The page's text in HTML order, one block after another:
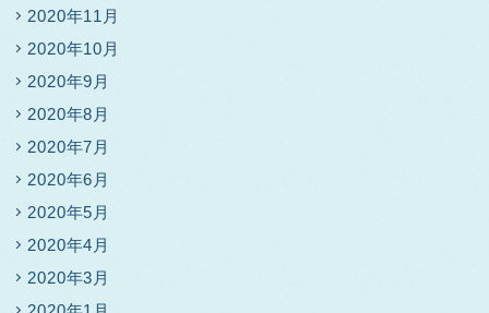
2020年11月
2020年10月
2020年9月
2020年8月
2020年7月
2020年6月
2020年5月
2020年4月
2020年3月